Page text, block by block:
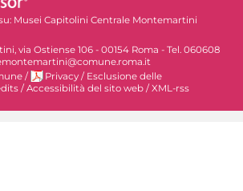
Musei Capitolini Centrale Montemartini
via Ostiense 106 - 00154 Roma - Tel. 060608
/ Privacy / Esclusione delle
/Accessibilità del sito web /XML-rss